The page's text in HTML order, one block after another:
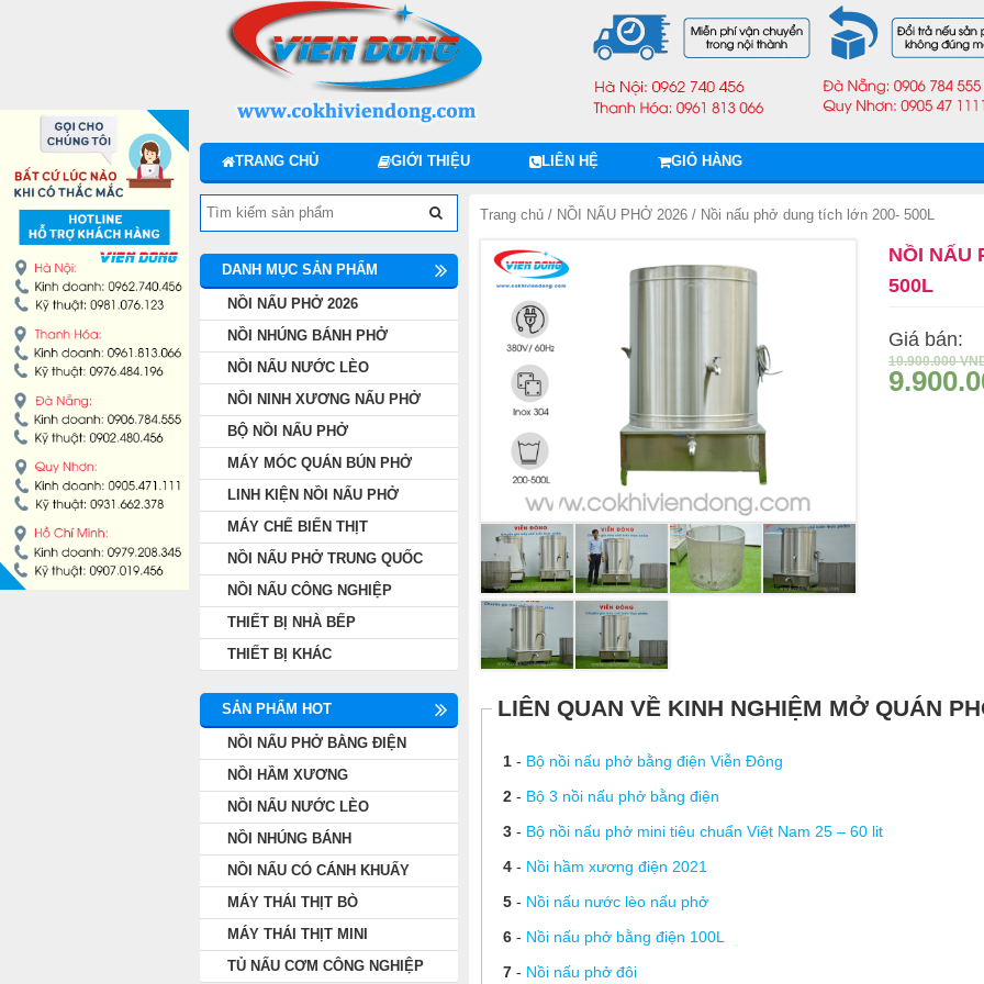
TRANG CHỦ GIỚI THIỆU LIÊN HỆ GIỎ HÀNG
Trang chủ / NỒI NẤU PHỞ 2026 / Nồi nấu phở dung tích lớn 200- 500L
NỒI NẤU
500L
Giá bán:
10.900.000
LIÊN QUAN VỀ KINH NGHIỆM MỞ QUÁN
1- Bộ nồi nấu phở bằng điện Viễn Đông
2- Bộ 3 nồi nấu phở bằng điện
3- Bộ nồi nấu phở mini tiêu chuẩn Việt Nam 25 – 60 lit
4- Nồi hầm xương điện 2021
5- Nồi nấu nước lèo nấu phở
6- Nồi nấu phở bằng điện 100L
7- Nồi nấu phở đôi
DANH MỤC SẢN PHẨM
NỒI NẤU PHỞ 2026
NỒI NHÚNG BÁNH PHỞ
NỒI NẤU NƯỚC LÈO
NỒI NINH XƯƠNG NẤU PHỞ
BỘ NỒI NẤU PHỞ
MÁY MÓC QUÁN BÚN PHỞ
LINH KIỆN NỒI NẤU PHỞ
MÁY CHẾ BIẾN THỊT
NỒI NẤU PHỞ TRUNG QUỐC
NỒI NẤU CÔNG NGHIỆP
THIẾT BỊ NHÀ BẾP
THIẾT BỊ KHÁC
SẢN PHẨM HOT
NỒI NẤU PHỞ BẰNG ĐIỆN
NỒI HẦM XƯƠNG
NỒI NẤU NƯỚC LÈO
NỒI NHÚNG BÁNH
NỒI NẤU CÓ CÁNH KHUẤY
MÁY THÁI THỊT BÒ
MÁY THÁI THỊT MINI
TỦ NẤU CƠM CÔNG NGHIỆP
NỒI NHÚNG BÁNH PHỞ
NỒI NẤU NƯỚC LÈO
NỒI NINH XƯƠNG NẤU PHỞ
BỘ NỒI NẤU PHỞ
MÁY MÓC QUÁN BÚN PHỞ
LINH KIỆN NỒI NẤU PHỞ
MÁY CHẾ BIẾN THỊT
NỒI NẤU PHỞ TRUNG QUỐC
NỒI NẤU CÔNG NGHIỆP